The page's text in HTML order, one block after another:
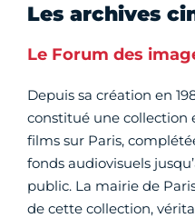
Les archives
Le Forum des
Depuis sa création en
constitué une collection
films sur Paris,
fonds audiovisuels
public. La mairie de
de cette collection,